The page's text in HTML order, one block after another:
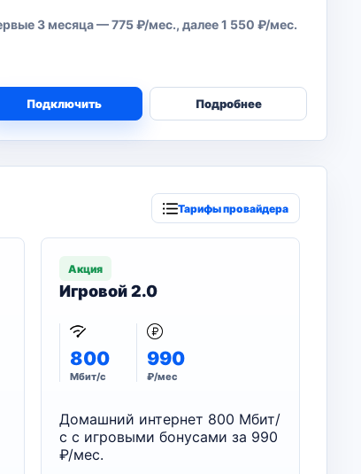
3 месяца — 775 ₽/мес., далее 1 550 ₽/мес.
Подключить Подробнее
Тарифы провайдера
Акция
Игровой 2.0
800
Мбит/с
990
₽/мес
Домашний интернет 800 Мбит/
с с игровыми бонусами за 990
₽/мес.